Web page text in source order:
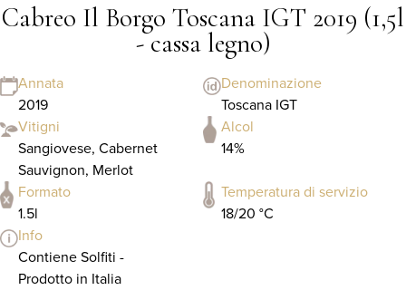
Cabreo Il Borgo Toscana IGT 2019 (1,5l
- cassa legno)
Annata
2019
Denominazione
Toscana IGT
Vitigni
Sangiovese, Cabernet
Sauvignon, Merlot
Alcol
14%
Formato
1.5l
Temperatura di servizio
18/20 °C
Info
Contiene Solfiti -
Prodotto in Italia